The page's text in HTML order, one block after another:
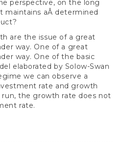
perspective, on the long
maintains aÂ determined
are the issue of a great
way. One of a great
way. One of the basic
elaborated by Solow-Swan
we can observe a
rate and growth
the growth rate does not
rate.